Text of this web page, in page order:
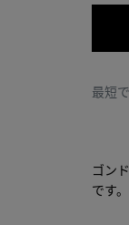
最短
ゴン
です。